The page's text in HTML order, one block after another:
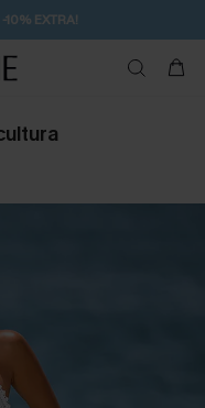
10% EXTRA!
DE 49 € >>